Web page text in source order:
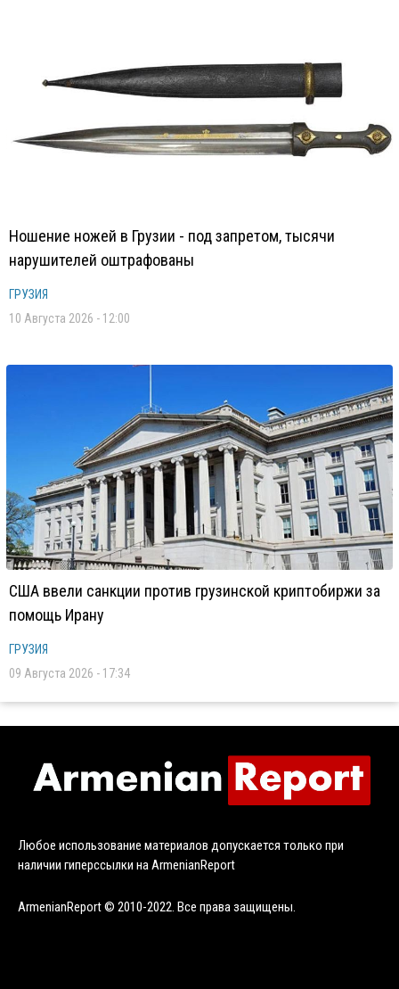
Ношение ножей в Грузии - под запретом, тысячи
нарушителей оштрафованы
ГРУЗИЯ
10 Августа 2026 - 12:00
США ввели санкции против грузинской криптобиржи за
помощь Ирану
ГРУЗИЯ
09 Августа 2026 - 17:34
Любое использование материалов допускается только при
наличии гиперссылки на ArmenianReport
ArmenianReport © 2010-2022. Все права защищены.